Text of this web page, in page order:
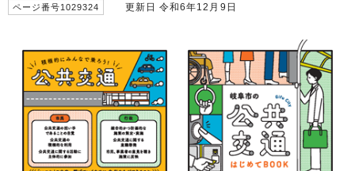
ページ番号1029324 更新日 令和6年12月9日